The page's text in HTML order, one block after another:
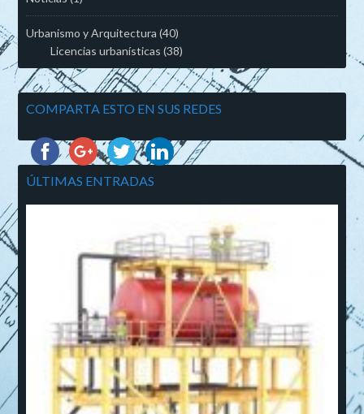
Urbanismo y Arquitectura (40)
Licencias urbanísticas (38)
COMPARTA ESTO EN SUS REDES
ÚLTIMAS ENTRADAS